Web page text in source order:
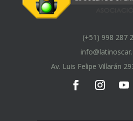
(+51) 998 287
Av. Luis Felipe Villarán